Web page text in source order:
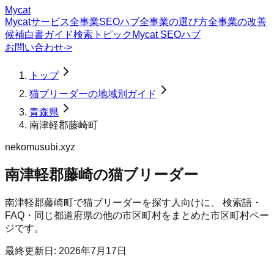
Mycat
Mycatサービス全事業SEOハブ全事業の選び方全事業の改善
候補白書ガイド検索トピック Mycat SEOハブ
お問い合わせ->
トップ
猫ブリーダーの地域別ガイド
青森県
南津軽郡藤崎町
nekomusubi.xyz
南津軽郡藤崎の猫ブリーダー
南津軽郡藤崎町で猫ブリーダーを探す人向けに、 検索語・
FAQ・同じ都道府県の他の市区町村をまとめた市区町村ペー
ジです。
最終更新日: 2026年7月17日